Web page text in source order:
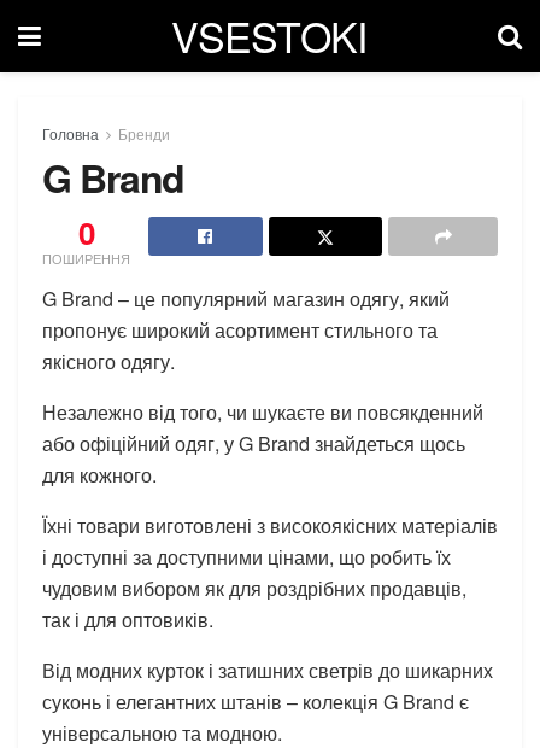
VSESTOKI
Головна Бренди
G Brand
0
ПОШИРЕННЯ
G Brand – це популярний магазин одягу, який
пропонує широкий асортимент стильного та
якісного одягу.
Незалежно від того, чи шукаєте ви повсякденний
або офіційний одяг, у G Brand знайдеться щось
для кожного.
Їхні товари виготовлені з високоякісних матеріалів
і доступні за доступними цінами, що робить їх
чудовим вибором як для роздрібних продавців,
так і для оптовиків.
Від модних курток і затишних светрів до шикарних
суконь і елегантних штанів – колекція G Brand є
універсальною та модною.